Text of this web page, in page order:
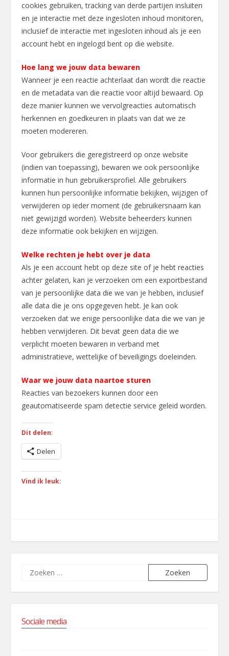
cookies gebruiken, tracking van derde partijen insluiten
en je interactie met deze ingesloten inhoud monitoren,
inclusief de interactie met ingesloten inhoud als je een
account hebt en ingelogd bent op die website.
Hoe lang we jouw data bewaren
Wanneer je een reactie achterlaat dan wordt die reactie
en de metadata van die reactie voor altijd bewaard. Op
deze manier kunnen we vervolgreacties automatisch
herkennen en goedkeuren in plaats van dat we ze
moeten modereren.
Voor gebruikers die geregistreerd op onze website
(indien van toepassing), bewaren we ook persoonlijke
informatie in hun gebruikersprofiel. Alle gebruikers
kunnen hun persoonlijke informatie bekijken, wijzigen of
verwijderen op ieder moment (de gebruikersnaam kan
niet gewijzigd worden). Website beheerders kunnen
deze informatie ook bekijken en wijzigen.
Welke rechten je hebt over je data
Als je een account hebt op deze site of je hebt reacties
achter gelaten, kan je verzoeken om een exportbestand
van je persoonlijke data die we van je hebben, inclusief
alle data die je ons opgegeven hebt. Je kan ook
verzoeken dat we enige persoonlijke data die we van je
hebben verwijderen. Dit bevat geen data die we
verplicht moeten bewaren in verband met
administratieve, wettelijke of beveiligings doeleinden.
Waar we jouw data naartoe sturen
Reacties van bezoekers kunnen door een
geautomatiseerde spam detectie service geleid worden.
Dit delen:
Delen
Vind ik leuk:
Zoeken
naar:
Sociale media